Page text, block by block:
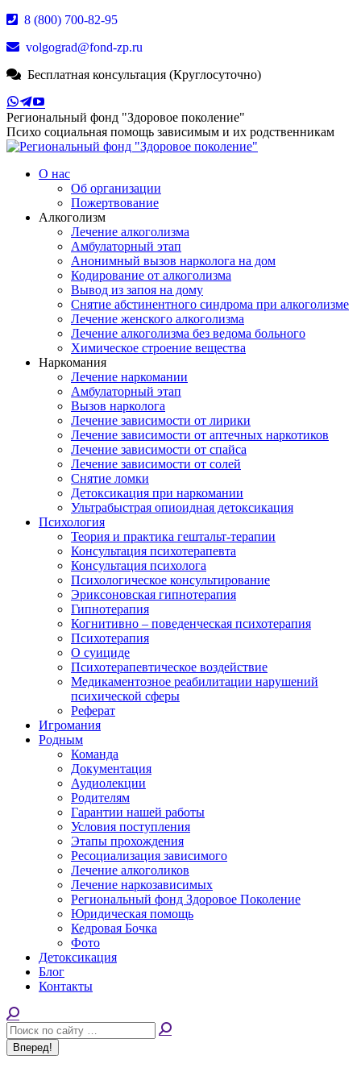
Перейти
содержанию
8 (800) 700-82-95
volgograd@fond-zp.ru
Бесплатная консультация (Круглосуточно)
Страница
Whatsapp
открывается
в
окне
Страница
Телеграм
открывается
в
окне
YouTube
открывается
в
окне
Региональный фонд "Здоровое поколение"
Психо социальная помощь зависимым и их родственникам
О нас
Об организации
Пожертвование
Алкоголизм
Лечение алкоголизма
Амбулаторный этап
Анонимный вызов нарколога на дом
Кодирование от алкоголизма
Вывод из запоя на дому
Снятие абстинентного синдрома при алкоголизме
Лечение женского алкоголизма
Лечение алкоголизма без ведома больного
Химическое строение вещества
Наркомания
Лечение наркомании
Амбулаторный этап
Вызов нарколога
Лечение зависимости от лирики
Лечение зависимости от аптечных наркотиков
Лечение зависимости от спайса
Лечение зависимости от солей
Снятие ломки
Детоксикация при наркомании
Ультрабыстрая опиоидная детоксикация
Психология
Теория и практика гештальт-терапии
Консультация психотерапевта
Консультация психолога
Психологическое консультирование
Эриксоновская гипнотерапия
Гипнотерапия
Когнитивно – поведенческая психотерапия
Психотерапия
О суициде
Психотерапевтическое воздействие
Медикаментозное реабилитации нарушений
психической сферы
Реферат
Игромания
Родным
Команда
Документация
Аудиолекции
Родителям
Гарантии нашей работы
Условия поступления
Этапы прохождения
Ресоциализация зависимого
Лечение алкоголиков
Лечение наркозависимых
Региональный фонд Здоровое Поколение
Юридическая помощь
Кедровая Бочка
Фото
Детоксикация
Блог
Контакты
Поиск: